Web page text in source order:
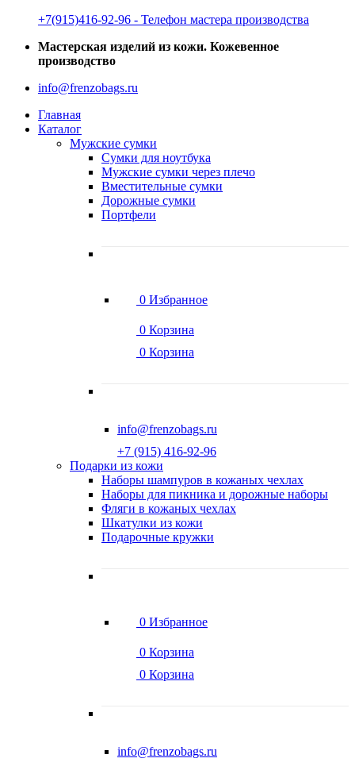
‭+7(915)416-92-96 ‬- Телефон мастера производства
Мастерская изделий из кожи. Кожевенное
производство
info@frenzobags.ru
Главная
Каталог
Мужские сумки
Сумки для ноутбука
Мужские сумки через плечо
Вместительные сумки
Дорожные сумки
Портфели
0 Избранное
0 Корзина
0 Корзина
info@frenzobags.ru
‭+7 (915) 416-92-96
Подарки из кожи
Наборы шампуров в кожаных чехлах
Наборы для пикника и дорожные наборы
Фляги в кожаных чехлах
Шкатулки из кожи
Подарочные кружки
0 Избранное
0 Корзина
0 Корзина
info@frenzobags.ru